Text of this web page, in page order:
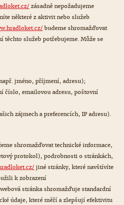
zásadně nepožadujeme
některé z aktivit nebo služeb
budeme shromažďovat
těchto služeb potřebujeme. Může se
jméno, příjmení, adresu);
číslo, emailovou adresu, poštovní
zájmech a preferencích, IP adresu).
shromažďovat technické informace,
protokol), podrobnosti o stránkách,
jiné stránky, které navštívíte
k zobrazení
stránka shromažďuje standardní
údaje, které měří a zlepšují efektivitu